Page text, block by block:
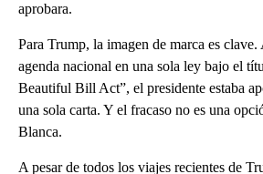
aprobara.
Para Trump, la imagen de marca es
agenda nacional en una sola ley bajo el
Beautiful Bill Act”, el presidente estaba
una sola carta. Y el fracaso no es una
Blanca.
A pesar de todos los viajes recientes de